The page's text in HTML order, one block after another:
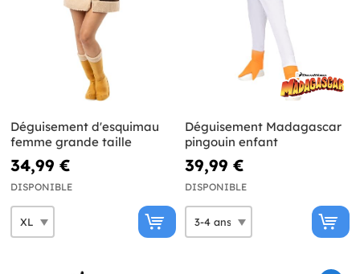
Déguisement d'esquimau
femme grande taille
34,99 €
DISPONIBLE
Déguisement Madagascar
pingouin enfant
39,99 €
DISPONIBLE